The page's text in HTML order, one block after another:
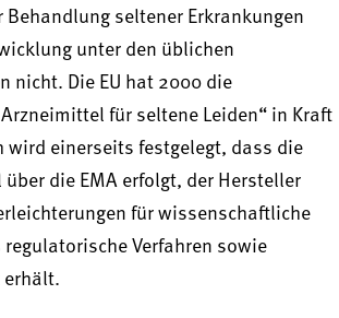
Behandlung seltener Erkrankungen
unter den üblichen
nicht. Die EU hat 2000 die
Arzneimittel für seltene Leiden“ in Kraft
wird einerseits festgelegt, dass die
die EMA erfolgt, der Hersteller
für wissenschaftliche
Verfahren sowie